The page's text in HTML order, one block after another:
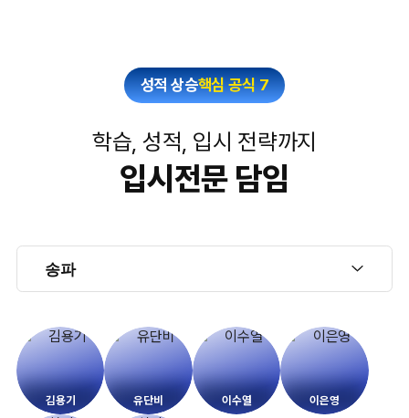
성적 상승핵심 공식 7
학습, 성적, 입시 전략까지
입시전문 담임
김용기 유단비 이수열 이은영